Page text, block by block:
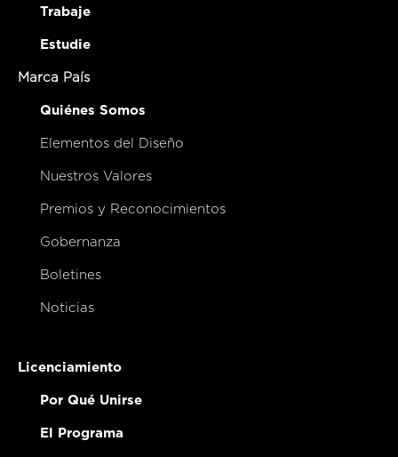
Trabaje
Estudie
Marca País
Quiénes Somos
Elementos del Diseño
Nuestros Valores
Premios y Reconocimientos
Gobernanza
Boletines
Noticias
Licenciamiento
Por Qué Unirse
El Programa